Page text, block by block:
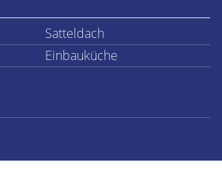
Satteldach
Einbauküche